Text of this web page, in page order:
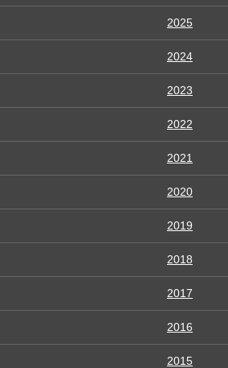
2025
2024
2023
2022
2021
2020
2019
2018
2017
2016
2015